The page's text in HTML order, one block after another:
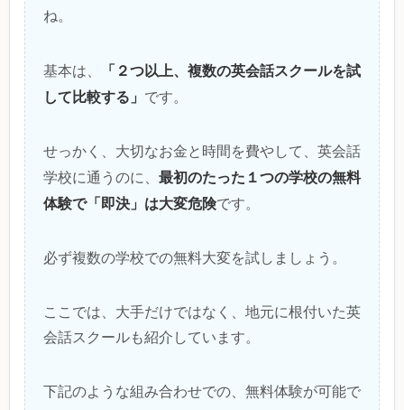
ね。
基本は、
「２つ以上、複数の英会話スクールを試
して比較する」 です。
せっかく、大切なお金と時間を費やして、英会話
学校に通うのに、 最初のたった１つの学校の無料
体験で「即決」は大変危険です。
必ず複数の学校での無料大変を試しましょう。
ここでは、大手だけではなく、地元に根付いた英
会話スクールも紹介しています。
下記のような組み合わせでの、無料体験が可能で